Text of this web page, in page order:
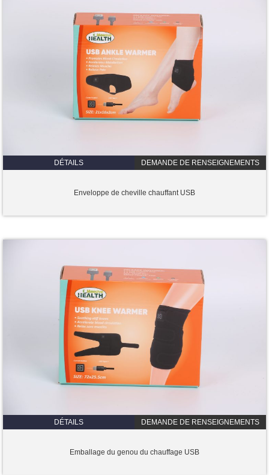
DÉTAILS DEMANDE DE RENSEIGNEMENTS
Enveloppe de cheville chauffant USB
DÉTAILS DEMANDE DE RENSEIGNEMENTS
Emballage du genou du chauffage USB